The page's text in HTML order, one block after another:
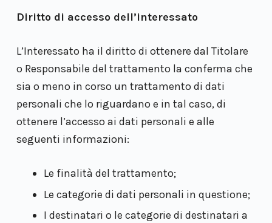
Diritto di accesso dell’interessato
L’Interessato ha il diritto di ottenere dal Titolare
o Responsabile del trattamento la conferma che
sia o meno in corso un trattamento di dati
personali che lo riguardano e in tal caso, di
ottenere l’accesso ai dati personali e alle
seguenti informazioni:
Le finalità del trattamento;
Le categorie di dati personali in questione;
I destinatari o le categorie di destinatari a